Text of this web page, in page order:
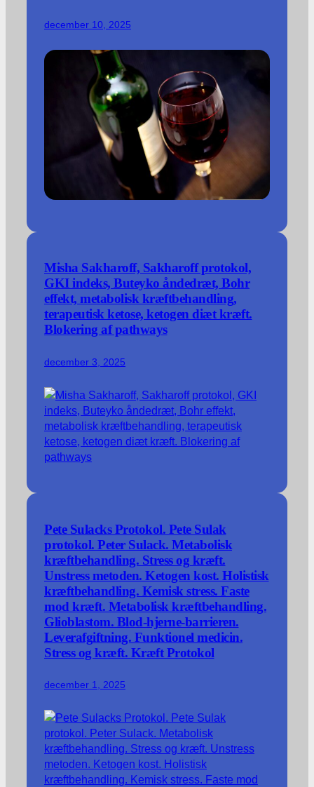
december 10, 2025
Misha Sakharoff, Sakharoff protokol,
GKI indeks, Buteyko åndedræt, Bohr
effekt, metabolisk kræftbehandling,
terapeutisk ketose, ketogen diæt kræft.
Blokering af pathways
december 3, 2025
Pete Sulacks Protokol. Pete Sulak
protokol. Peter Sulack. Metabolisk
kræftbehandling. Stress og kræft.
Unstress metoden. Ketogen kost. Holistisk
kræftbehandling. Kemisk stress. Faste
mod kræft. Metabolisk kræftbehandling.
Glioblastom. Blod-hjerne-barrieren.
Leverafgiftning. Funktionel medicin.
Stress og kræft. Kræft Protokol
december 1, 2025